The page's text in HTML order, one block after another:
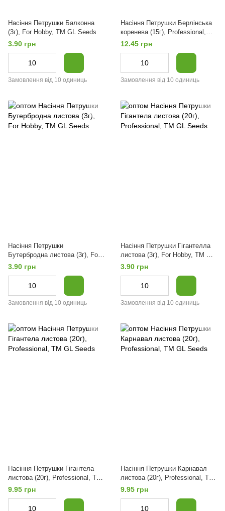
Насіння Петрушки Балконна
(3г), For Hobby, TM GL Seeds
3.90 грн
Замовлення від 10 одиниць
Насіння Петрушки Берлiнська
коренева (15г), Professional,
TM GL Seeds
12.45 грн
Замовлення від 10 одиниць
Насіння Петрушки
Бутербродна листова (3г), For
Hobby, TM GL Seeds
3.90 грн
Замовлення від 10 одиниць
Насіння Петрушки Гігантелла
листова (3г), For Hobby, TM GL
Seeds
3.90 грн
Замовлення від 10 одиниць
Насіння Петрушки Гігантела
листова (20г), Professional, TM
GL Seeds
9.95 грн
Насіння Петрушки Карнавал
листова (20г), Professional, TM
GL Seeds
9.95 грн